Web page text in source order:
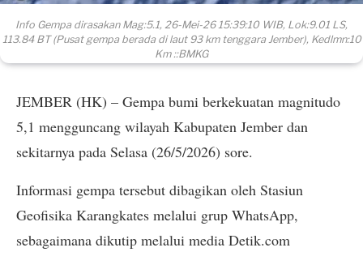
Info Gempa dirasakan Mag:5.1, 26-Mei-26 15:39:10 WIB, Lok:9.01 LS,
113.84 BT (Pusat gempa berada di laut 93 km tenggara Jember), Kedlmn:10
Km ::BMKG
JEMBER (HK) – Gempa bumi berkekuatan magnitudo
5,1 mengguncang wilayah Kabupaten Jember dan
sekitarnya pada Selasa (26/5/2026) sore.
Informasi gempa tersebut dibagikan oleh Stasiun
Geofisika Karangkates melalui grup WhatsApp,
sebagaimana dikutip melalui media Detik.com